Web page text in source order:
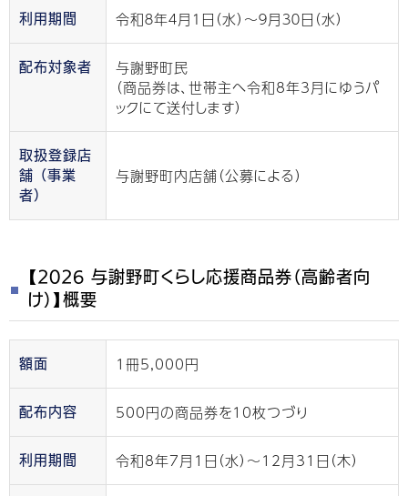
利用期間 令和８年４月１日（水）〜９月３０日（水）
配布対象者
与謝野町民
（商品券は、世帯主へ令和8年3月にゆうパ
ックにて送付します）
取扱登録店
舗 （事業
者）
与謝野町内店舗（公募による）
【2026 与謝野町くらし応援商品券（高齢者向
け）】概要
額面 1冊5,000円
配布内容 500円の商品券を10枚つづり
利用期間 令和8年7月1日（水）〜12月31日（木）